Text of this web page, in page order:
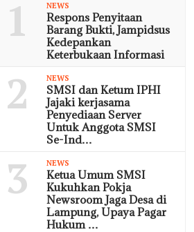
1 NEWS
Respons Penyitaan
Barang Bukti, Jampidsus
Kedepankan
Keterbukaan Informasi
2 NEWS
SMSI dan Ketum IPHI
Jajaki kerjasama
Penyediaan Server
Untuk Anggota SMSI
Se-Ind…
3 NEWS
Ketua Umum SMSI
Kukuhkan Pokja
Newsroom Jaga Desa di
Lampung, Upaya Pagar
Hukum …